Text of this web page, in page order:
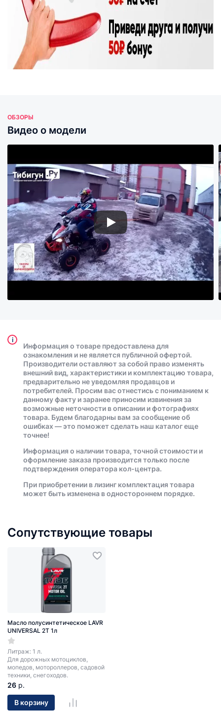
ОБЗОРЫ
Видео о модели
i
Информация о товаре предоставлена для
ознакомления и не является публичной офертой.
Производители оставляют за собой право изменять
внешний вид, характеристики и комплектацию товара,
предварительно не уведомляя продавцов и
потребителей. Просим вас отнестись с пониманием к
данному факту и заранее приносим извинения за
возможные неточности в описании и фотографиях
товара. Будем благодарны вам за сообщение об
ошибках — это поможет сделать наш каталог еще
точнее!
Информация о наличии товара, точной стоимости и
оформление заказа производится только после
подтверждения оператора кол-центра.
При приобретении в лизинг комплектация товара
может быть изменена в одностороннем порядке.
Сопутствующие товары
Масло полусинтетическое LAVR
UNIVERSAL 2T 1л
Литраж: 1 л.
Для дорожных мотоциклов,
мопедов, мотороллеров, садовой
техники, снегоходов.
26 р.
В корзину